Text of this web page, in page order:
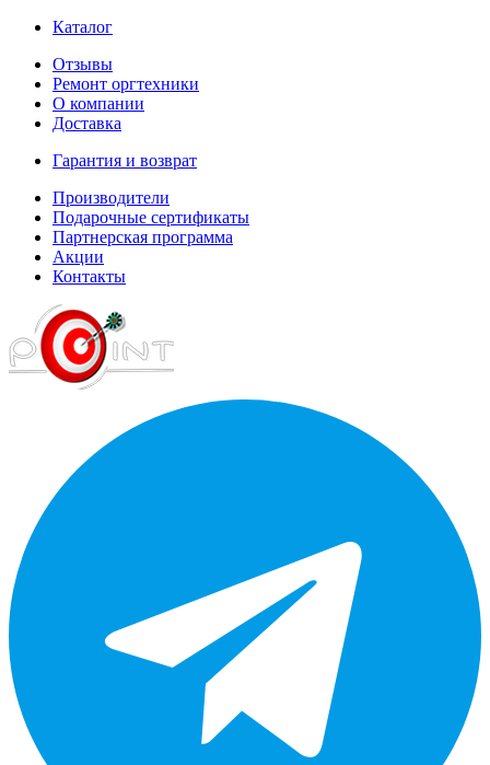
Каталог
Отзывы
Ремонт оргтехники
О компании
Доставка
Гарантия и возврат
Производители
Подарочные сертификаты
Партнерская программа
Акции
Контакты